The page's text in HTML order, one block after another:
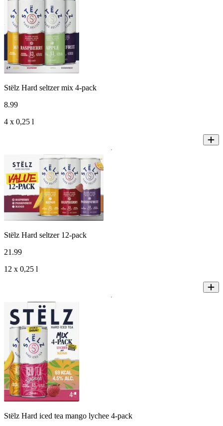
Stëlz Hard seltzer mix 4-pack
8.99
4 x 0,25 l
Stëlz Hard seltzer 12-pack
21 .99
12 x 0,25 l
Stëlz Hard iced tea mango lychee 4-pack